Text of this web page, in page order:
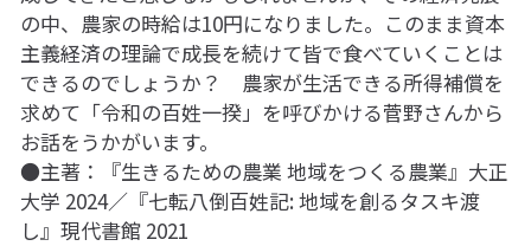
の中、農家の時給は10円になりました。このまま資本
主義経済の理論で成長を続けて皆で食べていくことは
できるのでしょうか？　農家が生活できる所得補償を
求めて「令和の百姓一揆」を呼びかける菅野さんから
お話をうかがいます。
●主著：『生きるための農業 地域をつくる農業』大正
大学 2024／『七転八倒百姓記: 地域を創るタスキ渡
し』現代書館 2021